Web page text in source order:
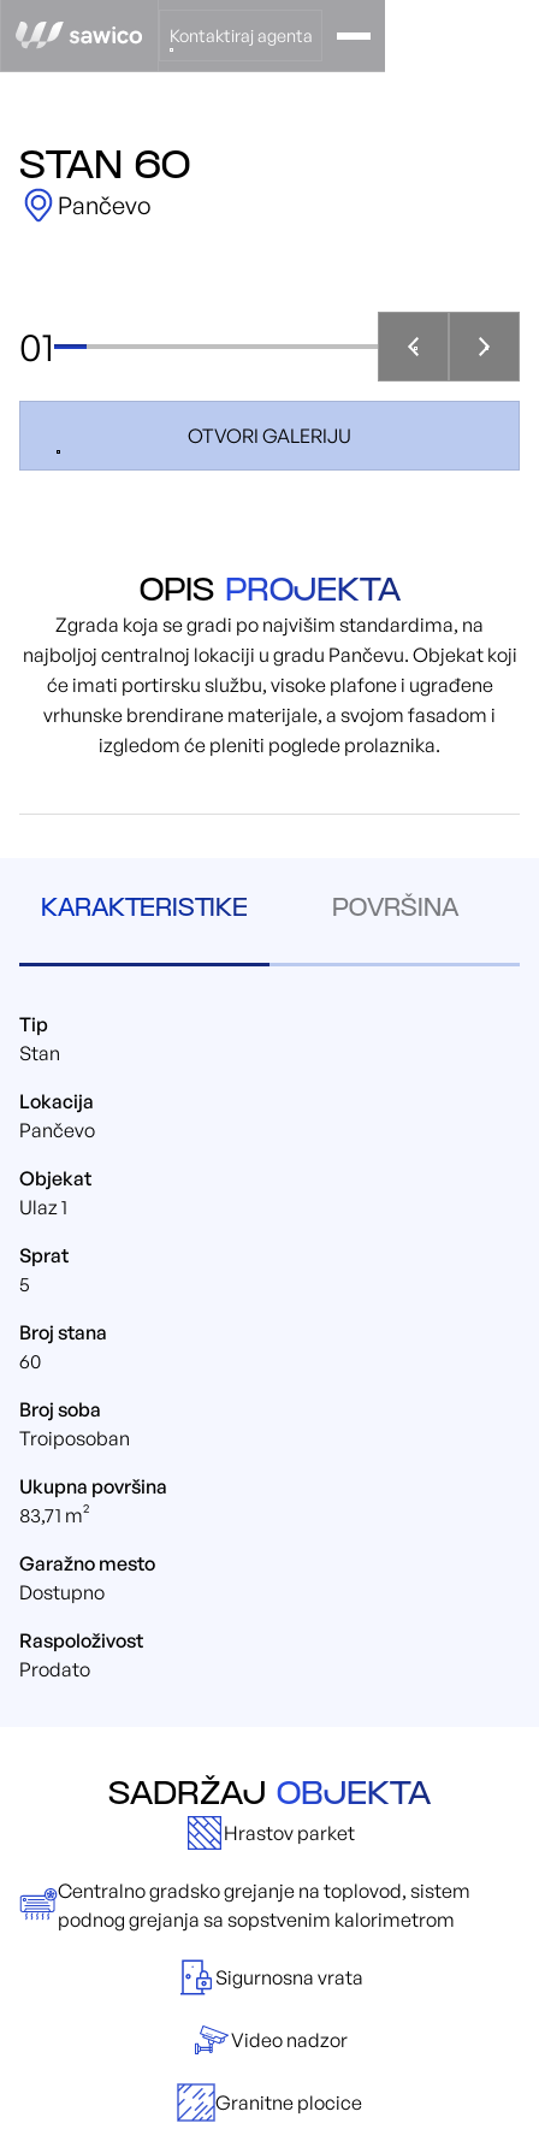
Kontaktiraj agenta
STAN 60
Pančevo
01
OTVORI GALERIJU
OPIS PROJEKTA
Zgrada koja se gradi po najvišim standardima, na
najboljoj centralnoj lokaciji u gradu Pančevu. Objekat koji
će imati portirsku službu, visoke plafone i ugrađene
vrhunske brendirane materijale, a svojom fasadom i
izgledom će pleniti poglede prolaznika.
KARAKTERISTIKE POVRŠINA
Tip
Stan
Lokacija
Pančevo
Objekat
Ulaz 1
Sprat
5
Broj stana
60
Broj soba
Troiposoban
Ukupna površina
83,71 m²
Garažno mesto
Dostupno
Raspoloživost
Prodato
SADRŽAJ OBJEKTA
Hrastov parket
Centralno gradsko grejanje na toplovod, sistem
podnog grejanja sa sopstvenim kalorimetrom
Sigurnosna vrata
Video nadzor
Granitne plocice